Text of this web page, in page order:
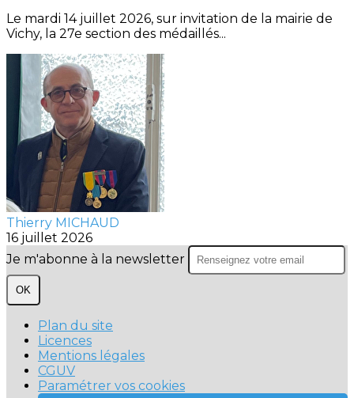
Le mardi 14 juillet 2026, sur invitation de la mairie de
Vichy, la 27e section des médaillés...
Thierry MICHAUD
16 juillet 2026
Je m'abonne à la newsletter
OK
Plan du site
Licences
Mentions légales
CGUV
Paramétrer vos cookies